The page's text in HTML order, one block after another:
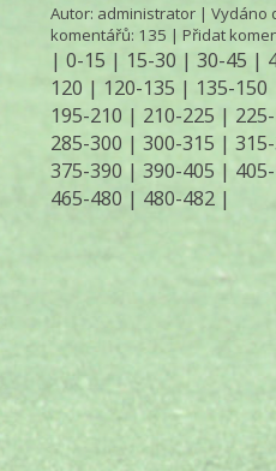
Autor: administrator| Vydáno
komentářů: 135 | Přidat
| 0-15 | 15-30 | 30-45 |
120 | 120-135 | 135-150
195-210 | 210-225 |
285-300 | 300-315 |
375-390 | 390-405 |
465-480 | 480-482|